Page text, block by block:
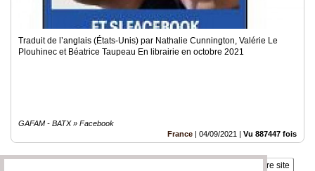
Traduit de l’anglais (États-Unis) par Nathalie Cunnington, Valérie Le
Plouhinec et Béatrice Taupeau En librairie en octobre 2021
GAFAM - BATX » Facebook
France | 04/09/2021 | Vu 887447 fois
Insérez sur votre site